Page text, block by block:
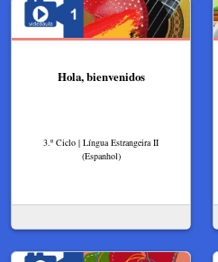
Hola, bienvenidos
3.º Ciclo | Língua Estrangeira II
(Espanhol)